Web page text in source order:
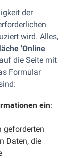
der
wird. Alles,
'Online
die Seite mit
Formular
sind:
ein:
geforderten
Daten, die